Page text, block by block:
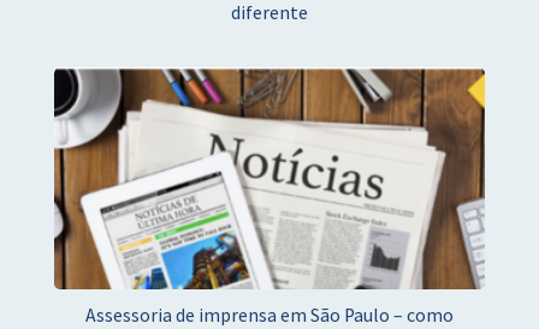
diferente
Assessoria de imprensa em São Paulo – como